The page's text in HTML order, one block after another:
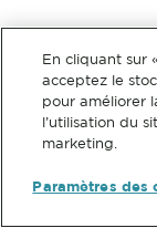
En cliquant sur
acceptez le
pour améliorer
l’utilisation du
marketing.
Paramètres des